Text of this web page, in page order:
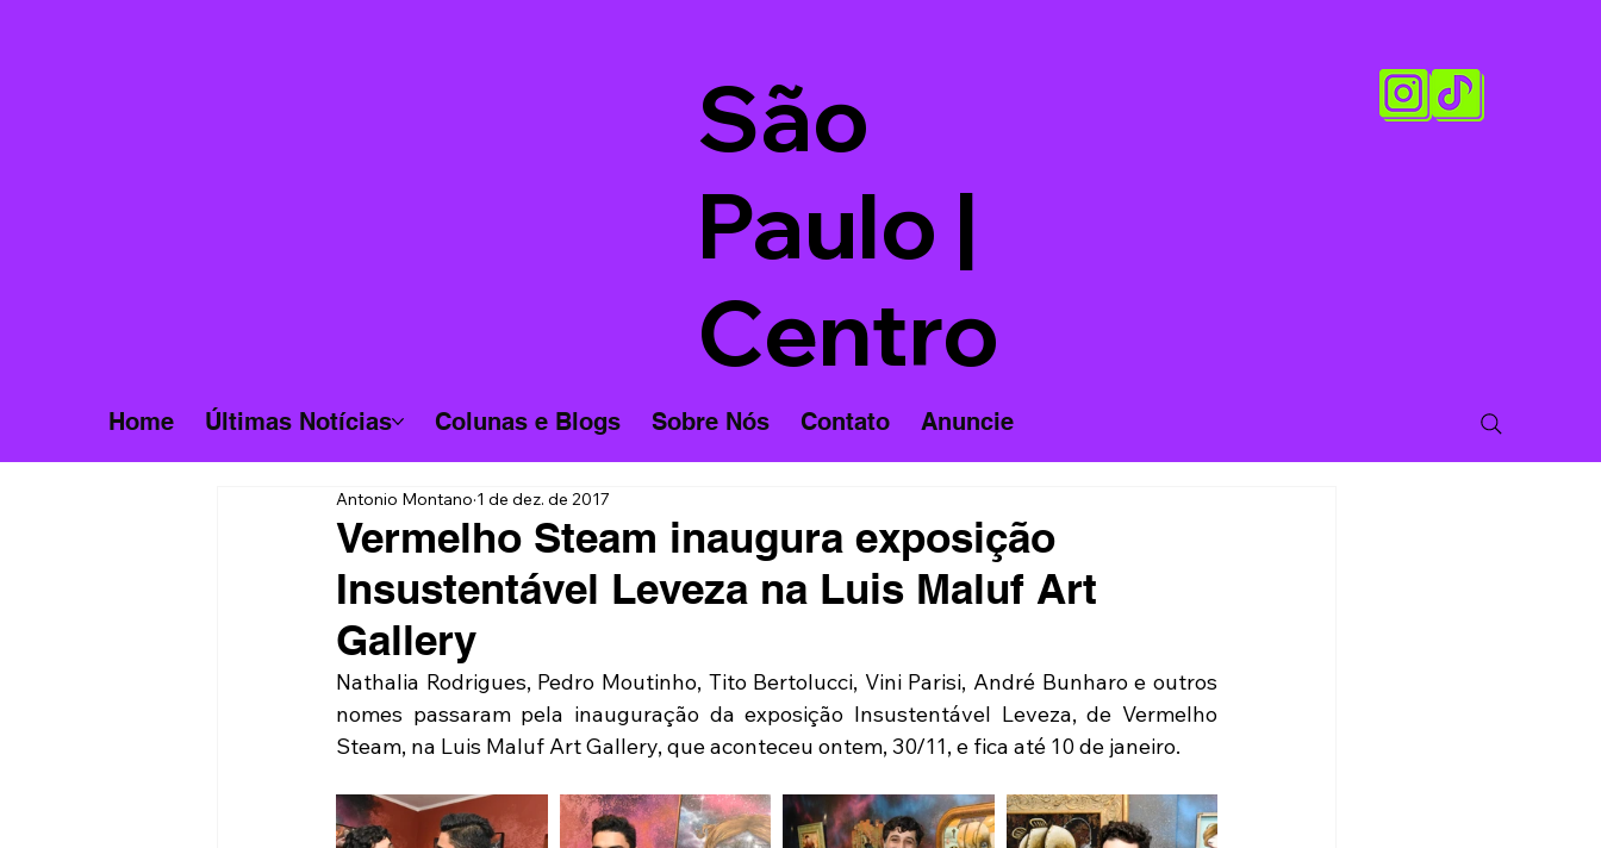
São
Paulo |
Centro
Home Últimas Notícias Colunas e Blogs Sobre Nós Contato Anuncie
Vermelho Steam inaugura exposição
Insustentável Leveza na Luis Maluf Art
Gallery
Antonio Montano 1 de dez. de 2017
Nathalia Rodrigues, Pedro Moutinho, Tito Bertolucci, Vini Parisi, André Bunharo e outros
nomes passaram pela inauguração da exposição Insustentável Leveza, de Vermelho
Steam, na Luis Maluf Art Gallery, que aconteceu ontem, 30/11, e fica até 10 de janeiro.